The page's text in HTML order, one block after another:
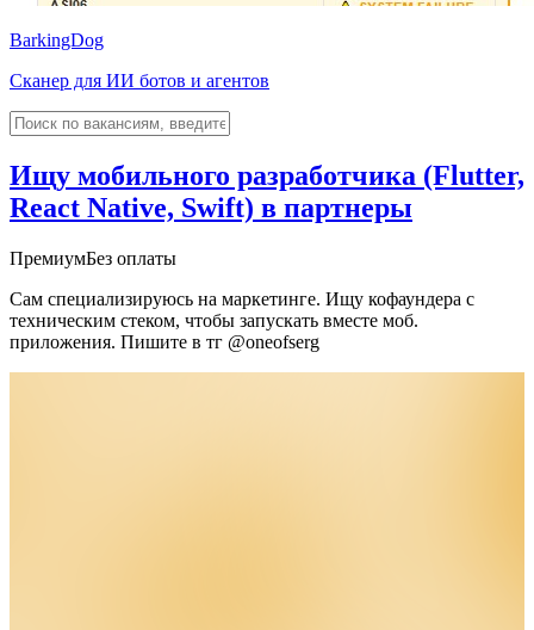
BarkingDog
Сканер для ИИ ботов и агентов
Ищу мобильного разработчика (Flutter,
React Native, Swift) в партнеры
ПремиумБез оплаты
Сам специализируюсь на маркетинге. Ищу кофаундера с
техническим стеком, чтобы запускать вместе моб.
приложения. Пишите в тг @oneofserg